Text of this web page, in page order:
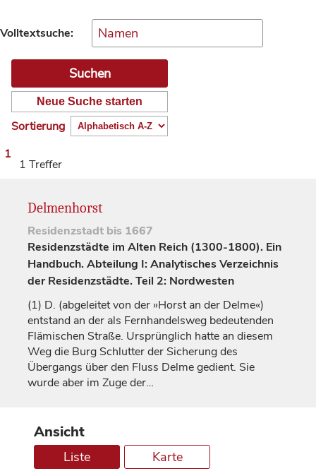
Volltextsuche:
Neue Suche starten
Sortierung
1
1 Treffer
Delmenhorst
Residenzstadt bis 1667
Residenzstädte im Alten Reich (1300-1800). Ein
Handbuch. Abteilung I: Analytisches Verzeichnis
der Residenzstädte. Teil 2: Nordwesten
(1) D. (abgeleitet von der »Horst an der Delme«)
entstand an der als Fernhandelsweg bedeutenden
Flämischen Straße. Ursprünglich hatte an diesem
Weg die Burg Schlutter der Sicherung des
Übergangs über den Fluss Delme gedient. Sie
wurde aber im Zuge der…
Ansicht
Liste Karte